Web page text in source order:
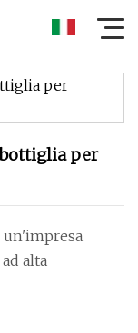
per
un'impresa
alta